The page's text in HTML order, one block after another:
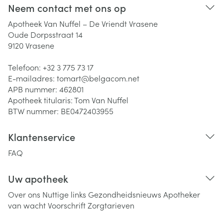
Neem contact met ons op
Apotheek Van Nuffel – De Vriendt Vrasene
Oude Dorpsstraat 14
9120Vrasene
Telefoon: +32 3 775 73 17
E-mailadres: tomart@belgacom.net
APB nummer: 462801
Apotheek titularis:Tom Van Nuffel
BTW nummer: BE0472403955
Klantenservice
FAQ
Uw apotheek
Over ons Nuttige links Gezondheidsnieuws Apotheker
van wachtVoorschriftZorgtarieven